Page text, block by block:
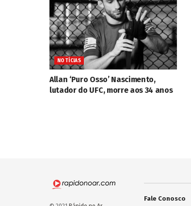
NOTÍCIAS
Allan ‘Puro Osso’ Nascimento,
lutador do UFC, morre aos 34 anos
Fale Conosco